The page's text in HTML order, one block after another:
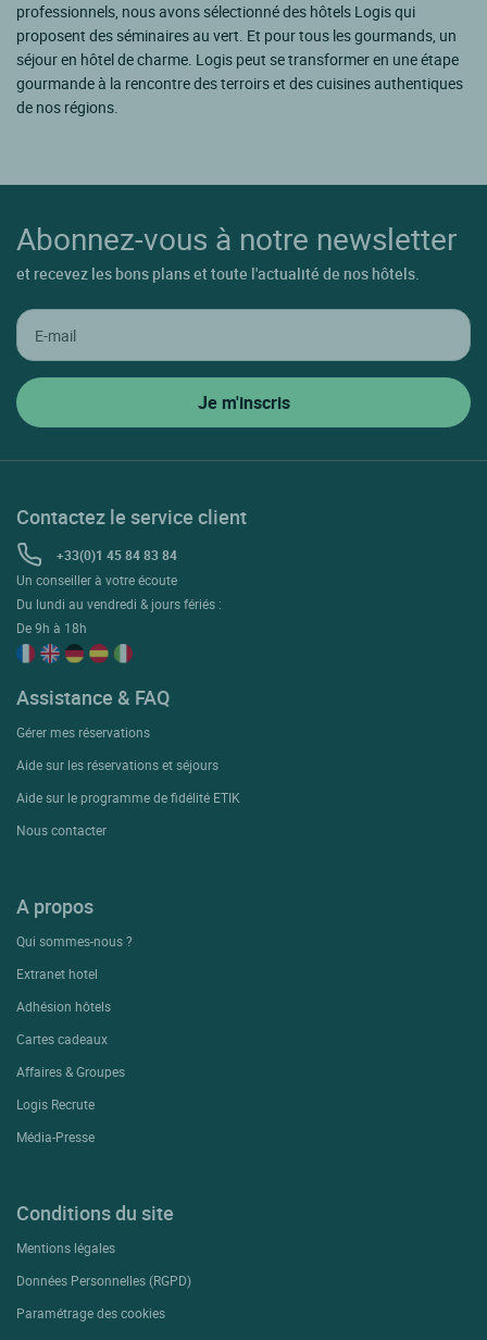
professionnels, nous avons sélectionné des hôtels Logis qui
proposent des séminaires au vert. Et pour tous les gourmands, un
séjour en hôtel de charme. Logis peut se transformer en une étape
gourmande à la rencontre des terroirs et des cuisines authentiques
de nos régions.
Abonnez-vous à notre newsletter
et recevez les bons plans et toute l'actualité de nos hôtels.
Contactez le service client
+33(0)1 45 84 83 84
Un conseiller à votre écoute
Du lundi au vendredi & jours fériés :
De 9h à 18h
Assistance & FAQ
Gérer mes réservations
Aide sur les réservations et séjours
Aide sur le programme de fidélité ETIK
Nous contacter
A propos
Qui sommes-nous ?
Extranet hotel
Adhésion hôtels
Cartes cadeaux
Affaires & Groupes
Logis Recrute
Média-Presse
Conditions du site
Mentions légales
Données Personnelles (RGPD)
Paramétrage des cookies